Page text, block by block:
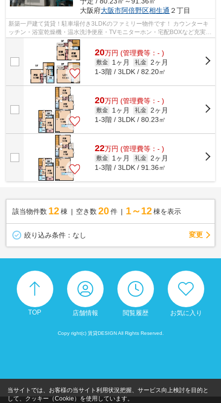
大阪府大阪市阿倍野区相生通 ２丁目
新築一戸建て賃貸！駐車場付き3LDKのファミリー物件です！ カウンターキ
ッチン・浴室乾燥機・温水洗浄便座・TVモニターホン・宅配BOXなど充実の
設備です！ ■□■□■□■□■□■□■□■□■□■□■□■□...
20万円 (管理費等：- )
敷金 1ヶ月 礼金
2ヶ月
1-3階 / 3LDK / 82.20㎡
20万円 (管理費等：- )
敷金 1ヶ月 礼金
2ヶ月
1-3階 / 3LDK / 80.23㎡
22万円 (管理費等：- )
敷金 1ヶ月 礼金
2ヶ月
1-3階 / 3LDK / 91.36㎡
該当物件数 12棟 空き数 20 件 1～12 棟を表示
絞り込み条件： なし 変更
TOP 店舗情報 閲覧履歴 お気に入り
Copy right(c) 賃貸DESIGN All Rights Reserved.
当サイトでは、お客様の当サイト利用状況把握、サービス向上検討を目的と
して、クッキー（Cookie）を使用しています。